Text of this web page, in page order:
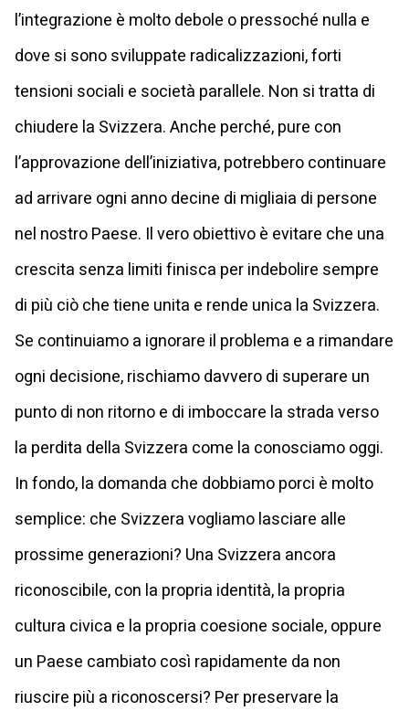
l’integrazione è molto debole o pressoché nulla e
dove si sono sviluppate radicalizzazioni, forti
tensioni sociali e società parallele. Non si tratta di
chiudere la Svizzera. Anche perché, pure con
l’approvazione dell’iniziativa, potrebbero continuare
ad arrivare ogni anno decine di migliaia di persone
nel nostro Paese. Il vero obiettivo è evitare che una
crescita senza limiti finisca per indebolire sempre
di più ciò che tiene unita e rende unica la Svizzera.
Se continuiamo a ignorare il problema e a rimandare
ogni decisione, rischiamo davvero di superare un
punto di non ritorno e di imboccare la strada verso
la perdita della Svizzera come la conosciamo oggi.
In fondo, la domanda che dobbiamo porci è molto
semplice: che Svizzera vogliamo lasciare alle
prossime generazioni? Una Svizzera ancora
riconoscibile, con la propria identità, la propria
cultura civica e la propria coesione sociale, oppure
un Paese cambiato così rapidamente da non
riuscire più a riconoscersi? Per preservare la